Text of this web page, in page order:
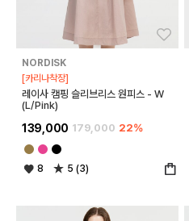
NORDISK
[카리나착장]
레이사 캠핑 슬리브리스 원피스 - W
(L/Pink)
139,000 179,000 22%
8 5 (3)